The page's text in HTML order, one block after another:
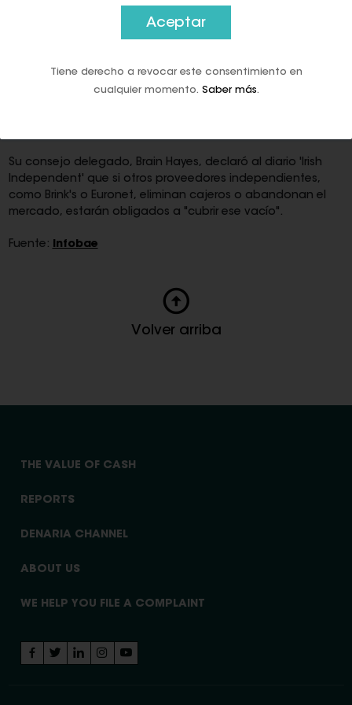
PTSB- para asegurar su cumplimiento, pese a que sostiene
Su consejo delegado, Brain Hayes, declaró al diario 'Irish
Independent' que si otros proveedores independientes,
como Brink's o Euronet, eliminan cajeros o abandonan el
mercado, estarán obligados a "cubrir ese vacío".
Fuente: Infobae
Volver arriba
THE VALUE OF CASH
REPORTS
DENARIA CHANNEL
ABOUT US
WE HELP YOU FILE A COMPLAINT
Aceptar
Tiene derecho a revocar este consentimiento en
cualquier momento. Saber más.